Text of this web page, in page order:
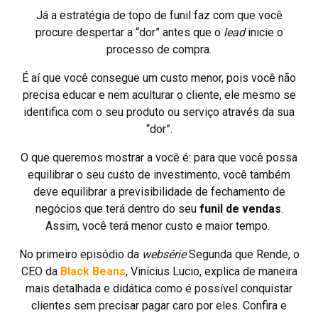
Já a estratégia de topo de funil faz com que você
procure despertar a “dor” antes que o leadinicie o
processo de compra.
É aí que você consegue um custo menor, pois você não
precisa educar e nem aculturar o cliente, ele mesmo se
identifica com o seu produto ou serviço através da sua
“dor”.
O que queremos mostrar a você é: para que você possa
equilibrar o seu custo de investimento, você também
deve equilibrar a previsibilidade de fechamento de
negócios que terá dentro do seu funil de vendas.
Assim, você terá menor custo e maior tempo.
No primeiro episódio da websérieSegunda que Rende, o
CEO da Black Beans, Vinícius Lucio, explica de maneira
mais detalhada e didática como é possível conquistar
clientes sem precisar pagar caro por eles. Confira e